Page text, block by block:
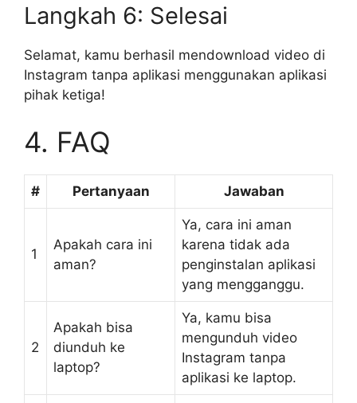
Langkah 6: Selesai
Selamat, kamu berhasil mendownload video di
Instagram tanpa aplikasi menggunakan aplikasi
pihak ketiga!
4. FAQ
# Pertanyaan Jawaban
1
Apakah cara ini
aman?
Ya, cara ini aman
karena tidak ada
penginstalan aplikasi
yang mengganggu.
2
Apakah bisa
diunduh ke
laptop?
Ya, kamu bisa
mengunduh video
Instagram tanpa
aplikasi ke laptop.